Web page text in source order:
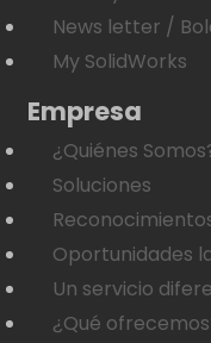
News letter /
My SolidWorks
Empresa
¿Quiénes
Soluciones
Oportunidades
Un servicio
¿Qué